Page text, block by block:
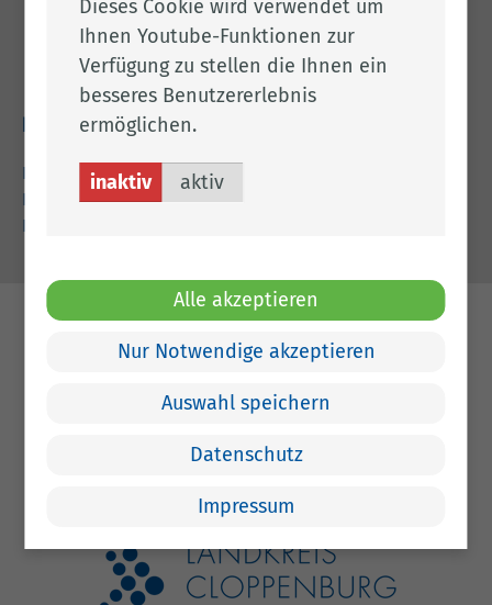
Landkreis Cloppenburg
Eschstr. 29
49661 Cloppenburg
Rechtliches
Impressum
Datenschutz
Barrierefreiheit
Dieses Cookie wird verwendet um
Ihnen Youtube-Funktionen zur
Verfügung zu stellen die Ihnen ein
besseres Benutzererlebnis
ermöglichen.
inaktiv aktiv
Alle akzeptieren
Nur Notwendige akzeptieren
Auswahl speichern
Datenschutz
Impressum